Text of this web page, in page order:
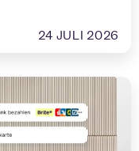
24 JULI 2026